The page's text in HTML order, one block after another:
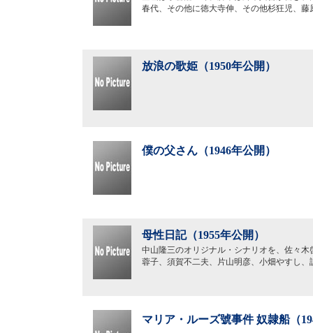
春代、その他に徳大寺伸、その他杉狂児、
放浪の歌姫（1950年公開）
僕の父さん（1946年公開）
母性日記（1955年公開）
中山隆三のオリジナル・シナリオを、佐々
蓉子、須賀不二夫、片山明彦、小畑やすし
マリア・ルーズ號事件 奴隷船（